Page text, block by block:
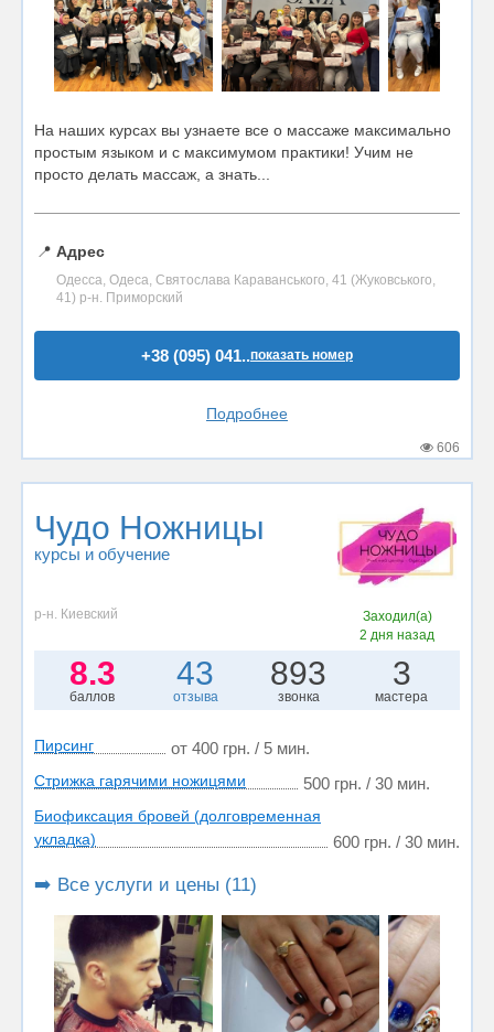
На наших курсах вы узнаете все о массаже максимально
простым языком и с максимумом практики! Учим не
просто делать массаж, а знать...
📍 Адрес
Одесса, Одеса, Святослава Караванського, 41 (Жуковського,
41) р-н. Приморский
+38 (095) 041..показать номер
Подробнее
606
Чудо Ножницы
курсы и обучение
р-н. Киевский
Заходил(а)
2 дня назад
8.3
баллов
43
отзыва
893
звонка
3
мастера
Пирсинг от 400 грн. / 5 мин.
Стрижка гарячими ножицями 500 грн. / 30 мин.
Биофиксация бровей (долговременная
укладка)
600 грн. / 30 мин.
➡️ Все услуги и цены (11)